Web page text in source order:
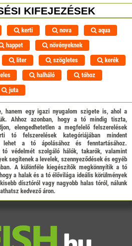
KIFEJEZÉSEK
kerti nova
aqua
happet
növényeknek
liter szögletes
kerék
halháló
tóhoz
juta
hanem egy igazi nyugalom szigete is, ahol a
Ahhoz azonban, hogy a tó mindig tiszta,
elengedhetetlen a megfelelő felszerelések
tó felszerelések kategóriájában mindent
lehet a tó ápolásához és fenntartásához.
tó védelmét szolgáló hálók, takarók, valamint
segítenek a levelek, szennyeződések és egyéb
A különféle kiegészítők megkönnyítik a tó
a halak és a tó élővilága ideális körülmények
dísztóról vagy nagyobb halas tóról, nálunk
kedvező áron.